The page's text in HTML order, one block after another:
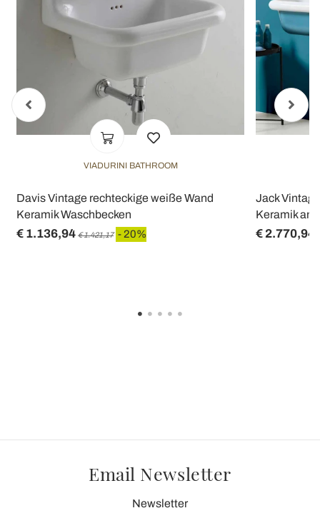
VIADURINI BATHROOM
Davis Vintage rechteckige weiße Wand
Keramik Waschbecken
€ 1.136,94 € 1.421,17 - 20%
Jack
Keramik an
€ 2.770,94
Email Newsletter
Newsletter